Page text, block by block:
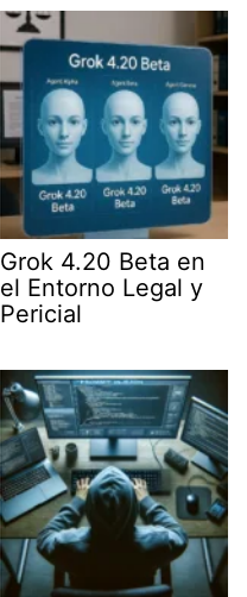
p
m
Grok 4.20 Beta en
el Entorno Legal y
Pericial